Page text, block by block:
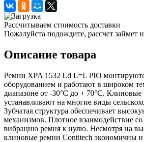
Рассчитываем стоимость доставки
Пожалуйста подождите, рассчет займет
Описание товара
Ремни XPA 1532 Ld L=L PIO
оборудованием и работают в широком
диапазоне от -30°С до + 70°С. Клиновые
устанавливают на многие виды
Зубчатая структура обеспечивает
механизмов. Плотное взаимодействие
вибрацию ремня к нулю. Несмотря на
клиновые ремни Contitech экономичны и